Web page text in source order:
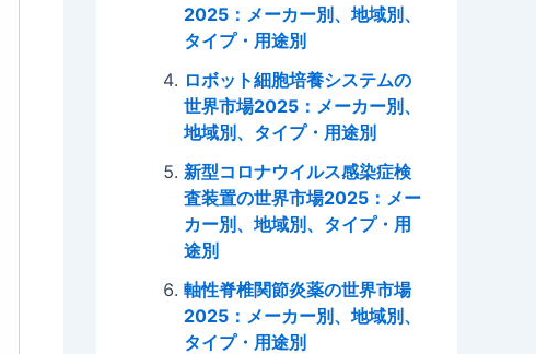
2025：メーカー別、地域別、
タイプ・用途別
ロボット細胞培養システムの
世界市場2025：メーカー別、
地域別、タイプ・用途別
新型コロナウイルス感染症検
査装置の世界市場2025：メー
カー別、地域別、タイプ・用
途別
軸性脊椎関節炎薬の世界市場
2025：メーカー別、地域別、
タイプ・用途別